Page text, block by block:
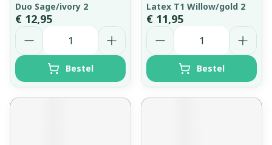
Duo Sage/ivory 2
€ 12,95
Aantal
Bestel
Latex T1 Willow/gold 2
€ 11,95
Aantal
Bestel